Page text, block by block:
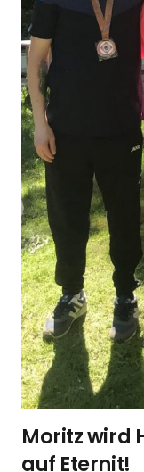
Moritz wird
auf Eternit!